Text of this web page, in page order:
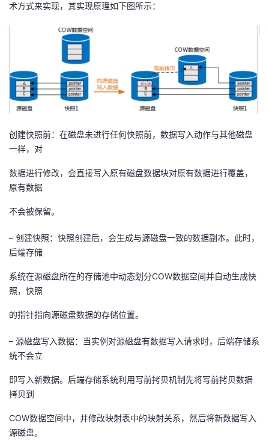
术方式来实现，其实现原理如下图所示：
创建快照前：在磁盘未进行任何快照前，数据写入动作与其他磁盘
一样，对
数据进行修改，会直接写入原有磁盘数据块对原有数据进行覆盖，
原有数据
不会被保留。
– 创建快照：快照创建后，会生成与源磁盘一致的数据副本。此时，
后端存储
系统在源磁盘所在的存储池中动态划分COW数据空间并自动生成快
照，快照
的指针指向源磁盘数据的存储位置。
– 源磁盘写入数据：当实例对源磁盘有数据写入请求时，后端存储系
统不会立
即写入新数据。后端存储系统利用写前拷贝机制先将写前拷贝数据
拷贝到
COW数据空间中，并修改映射表中的映射关系，然后将新数据写入
源磁盘。